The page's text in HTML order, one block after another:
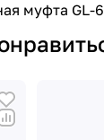
муфта GL-